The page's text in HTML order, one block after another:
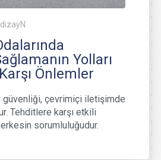
Yolları
Önlemler
güvenliği, çevrimiçi iletişimde
Tehditlere karşı etkili
sorumluluğudur.